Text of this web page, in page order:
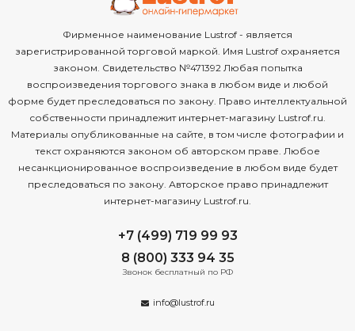
Фирменное наименование Lustrof - является
зарегистрированной торговой маркой. Имя Lustrof охраняется
законом. Свидетельство №471392 Любая попытка
воспроизведения торгового знака в любом виде и любой
форме будет преследоваться по закону. Право интеллектуальной
собственности принадлежит интернет-магазину Lustrof.ru.
Материалы опубликованные на сайте, в том числе фотографии и
текст охраняются законом об авторском праве. Любое
несанкционированное воспроизведение в любом виде будет
преследоваться по закону. Авторское право принадлежит
интернет-магазину Lustrof.ru.
+7 (499) 719 99 93
8 (800) 333 94 35
Звонок бесплатный по РФ
info@lustrof.ru